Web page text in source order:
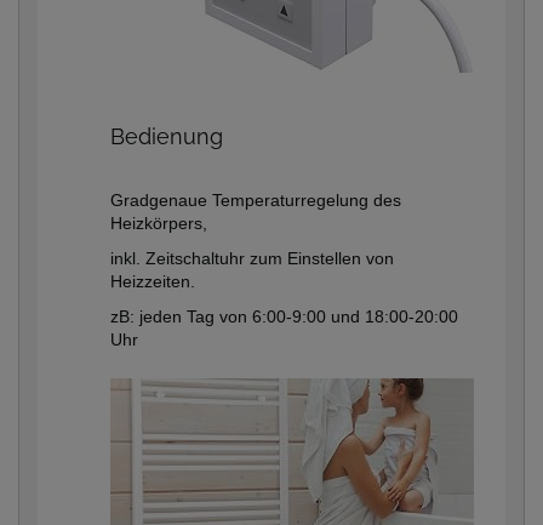
Bedienung
Gradgenaue Temperaturregelung des
Heizkörpers,
inkl. Zeitschaltuhr zum Einstellen von
Heizzeiten.
zB: jeden Tag von 6:00-9:00 und 18:00-20:00
Uhr